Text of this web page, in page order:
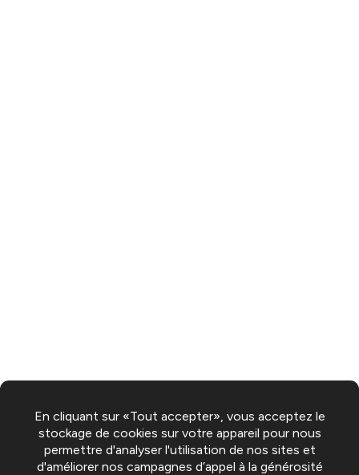
En cliquant sur «Tout accepter», vous acceptez le
stockage de cookies sur votre appareil pour nous
permettre d'analyser l'utilisation de nos sites et
d'améliorer nos campagnes d’appel à la générosité